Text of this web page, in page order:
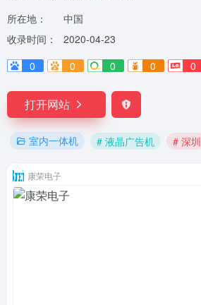
所在地：
中国
收录时间：
2020-04-23
0
0 0 0 0
打开网站
室内一体机 # 液晶广告机 # 深圳
康荣电子